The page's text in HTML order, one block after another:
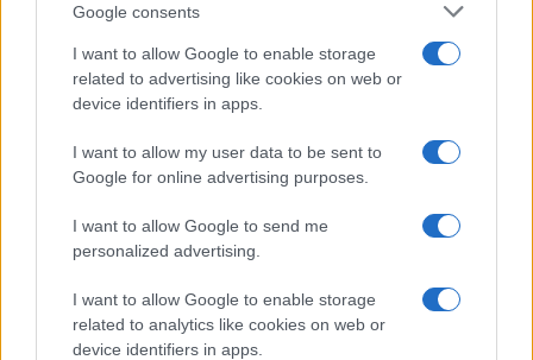
Google consents
I want to allow Google to enable storage
related to advertising like cookies on web or
device identifiers in apps.
I want to allow my user data to be sent to
Google for online advertising purposes.
I want to allow Google to send me
personalized advertising.
I want to allow Google to enable storage
related to analytics like cookies on web or
device identifiers in apps.